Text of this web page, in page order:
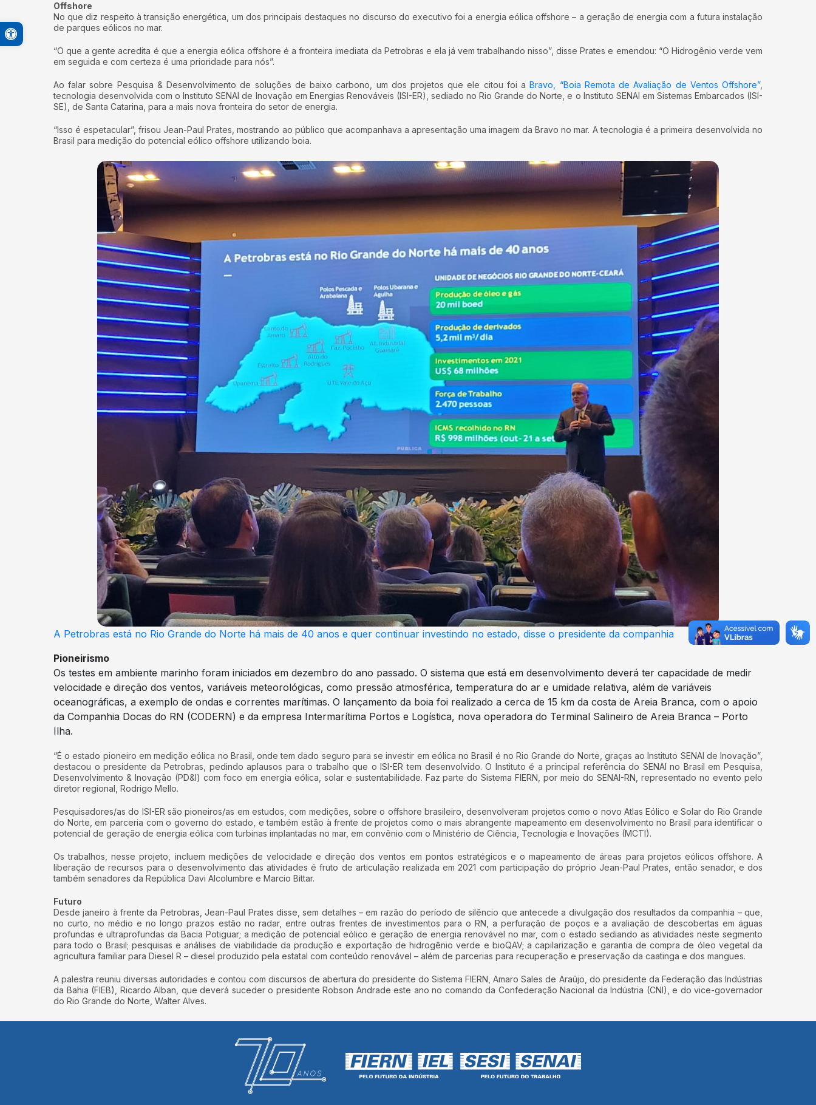
Offshore
No que diz respeito à transição energética, um dos principais destaques no discurso do executivo foi a energia eólica offshore – a geração de energia com a futura instalação
de parques eólicos no mar.
“O que a gente acredita é que a energia eólica offshore é a fronteira imediata da Petrobras e ela já vem trabalhando nisso”, disse Prates e emendou: “O Hidrogênio verde vem
em seguida e com certeza é uma prioridade para nós”.
Ao falar sobre Pesquisa & Desenvolvimento de soluções de baixo carbono, um dos projetos que ele citou foi aBravo, “Boia Remota de Avaliação de Ventos Offshore”,
tecnologia desenvolvida com o Instituto SENAI de Inovação em Energias Renováveis (ISI-ER), sediado no Rio Grande do Norte, e o Instituto SENAI em Sistemas Embarcados (ISI-
SE), de Santa Catarina, para a mais nova fronteira do setor de energia.
“Isso é espetacular”, frisou Jean-Paul Prates, mostrando ao público que acompanhava a apresentação uma imagem da Bravo no mar. A tecnologia é a primeira desenvolvida no
Brasil para medição do potencial eólico offshore utilizando boia.
A Petrobras está no Rio Grande do Norte há mais de 40 anos e quer continuar investindo no estado, disse o presidente da companhia
Pioneirismo
Os testes em ambiente marinho foram iniciados em dezembro do ano passado. O sistema que está em desenvolvimento deverá ter capacidade de medir
velocidade e direção dos ventos, variáveis meteorológicas, como pressão atmosférica, temperatura do ar e umidade relativa, além de variáveis
oceanográficas, a exemplo de ondas e correntes marítimas. O lançamento da boia foi realizado a cerca de 15 km da costa de Areia Branca, com o apoio
da Companhia Docas do RN (CODERN) e da empresa Intermarítima Portos e Logística, nova operadora do Terminal Salineiro de Areia Branca – Porto
Ilha.
“É o estado pioneiro em medição eólica no Brasil, onde tem dado seguro para se investir em eólica no Brasil é no Rio Grande do Norte, graças ao Instituto SENAI de Inovação”,
destacou o presidente da Petrobras, pedindo aplausos para o trabalho que o ISI-ER tem desenvolvido. O Instituto é a principal referência do SENAI no Brasil em Pesquisa,
Desenvolvimento & Inovação (PD&I) com foco em energia eólica, solar e sustentabilidade. Faz parte do Sistema FIERN, por meio do SENAI-RN, representado no evento pelo
diretor regional, Rodrigo Mello.
Pesquisadores/as do ISI-ER são pioneiros/as em estudos, com medições, sobre o offshore brasileiro, desenvolveram projetos como o novo Atlas Eólico e Solar do Rio Grande
do Norte, em parceria com o governo do estado, e também estão à frente de projetos como o mais abrangente mapeamento em desenvolvimento no Brasil para identificar o
potencial de geração de energia eólica com turbinas implantadas no mar, em convênio com o Ministério de Ciência, Tecnologia e Inovações (MCTI).
Os trabalhos, nesse projeto, incluem medições de velocidade e direção dos ventos em pontos estratégicos e o mapeamento de áreas para projetos eólicos offshore. A
liberação de recursos para o desenvolvimento das atividades é fruto de articulação realizada em 2021 com participação do próprio Jean-Paul Prates, então senador, e dos
também senadores da República Davi Alcolumbre e Marcio Bittar.
Futuro
Desde janeiro à frente da Petrobras, Jean-Paul Prates disse, sem detalhes – em razão do período de silêncio que antecede a divulgação dos resultados da companhia – que,
no curto, no médio e no longo prazos estão no radar, entre outras frentes de investimentos para o RN, a perfuração de poços e a avaliação de descobertas em águas
profundas e ultraprofundas da Bacia Potiguar; a medição de potencial eólico e geração de energia renovável no mar, com o estado sediando as atividades neste segmento
para todo o Brasil; pesquisas e análises de viabilidade da produção e exportação de hidrogênio verde e bioQAV; a capilarização e garantia de compra de óleo vegetal da
agricultura familiar para Diesel R – diesel produzido pela estatal com conteúdo renovável – além de parcerias para recuperação e preservação da caatinga e dos mangues.
A palestra reuniu diversas autoridades e contou com discursos de abertura do presidente do Sistema FIERN, Amaro Sales de Araújo, do presidente da Federação das Indústrias
da Bahia (FIEB), Ricardo Alban, que deverá suceder o presidente Robson Andrade este ano no comando da Confederação Nacional da Indústria (CNI), e do vice-governador
do Rio Grande do Norte, Walter Alves.
Monocromático
Open toolbar